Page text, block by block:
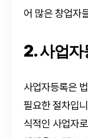
어 많은 창업자
2. 사업자
사업자등록은
필요한 절차입
식적인 사업자